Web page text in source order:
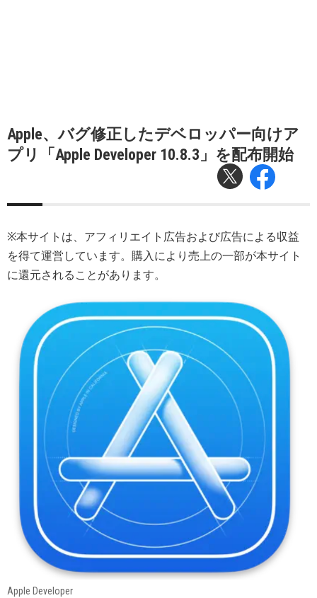
Apple、バグ修正したデベロッパー向けア
プリ「Apple Developer 10.8.3」を配布開始
※本サイトは、アフィリエイト広告および広告による収益
を得て運営しています。購入により売上の一部が本サイト
に還元されることがあります。
Apple Developer